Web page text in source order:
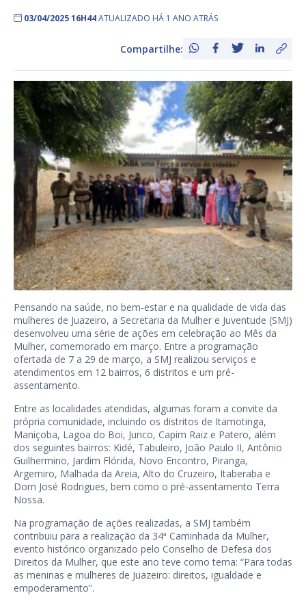
03/04/2025 16H44ATUALIZADO HÁ 1 ANO ATRÁS
Compartilhe:
Pensando na saúde, no bem-estar e na qualidade de vida das
mulheres de Juazeiro, a Secretaria da Mulher e Juventude (SMJ)
desenvolveu uma série de ações em celebração ao Mês da
Mulher, comemorado em março. Entre a programação
ofertada de 7 a 29 de março, a SMJ realizou serviços e
atendimentos em 12 bairros, 6 distritos e um pré-
assentamento.
Entre as localidades atendidas, algumas foram a convite da
própria comunidade, incluindo os distritos de Itamotinga,
Maniçoba, Lagoa do Boi, Junco, Capim Raiz e Patero, além
dos seguintes bairros: Kidé, Tabuleiro, João Paulo II, Antônio
Guilhermino, Jardim Flórida, Novo Encontro, Piranga,
Argemiro, Malhada da Areia, Alto do Cruzeiro, Itaberaba e
Dom José Rodrigues, bem como o pré-assentamento Terra
Nossa.
Na programação de ações realizadas, a SMJ também
contribuiu para a realização da 34ª Caminhada da Mulher,
evento histórico organizado pelo Conselho de Defesa dos
Direitos da Mulher, que este ano teve como tema: “Para todas
as meninas e mulheres de Juazeiro: direitos, igualdade e
empoderamento”.